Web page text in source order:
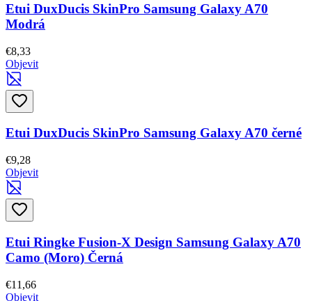
Etui DuxDucis SkinPro Samsung Galaxy A70
Modrá
€8,33
Objevit
Etui DuxDucis SkinPro Samsung Galaxy A70 černé
€9,28
Objevit
Etui Ringke Fusion-X Design Samsung Galaxy A70
Camo (Moro) Černá
€11,66
Objevit